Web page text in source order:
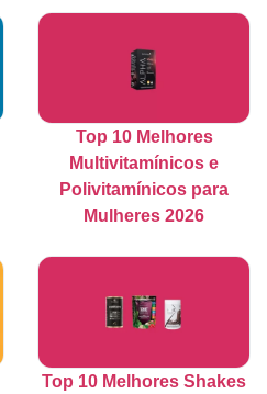
Top 10 Melhores
Multivitamínicos e
Polivitamínicos para
Mulheres 2026
Top 10 Melhores Shakes